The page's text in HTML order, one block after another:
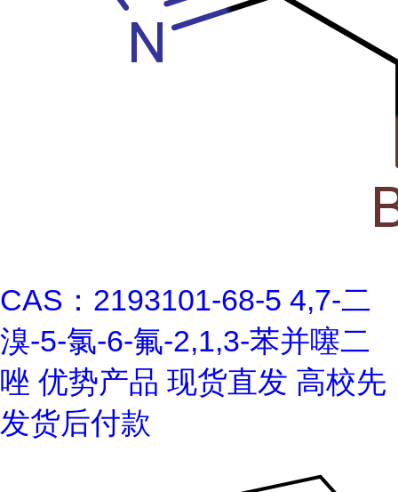
CAS：2193101-68-5 4,7-二
溴-5-氯-6-氟-2,1,3-苯并噻二
唑 优势产品 现货直发 高校先
发货后付款